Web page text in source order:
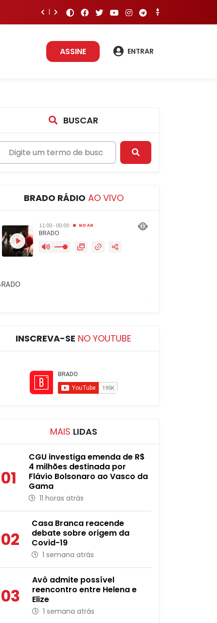
ASSINE ENTRAR
BUSCAR
BRADO RÁDIO AO VIVO
INSCREVA-SE NO YOUTUBE
MAIS LIDAS
01
CGU investiga emenda de R$
4 milhões destinada por
Flávio Bolsonaro ao Vasco da
Gama
11 horas atrás
02
Casa Branca reacende
debate sobre origem da
Covid-19
1 semana atrás
03
Avô admite possível
reencontro entre Helena e
Elize
1 semana atrás